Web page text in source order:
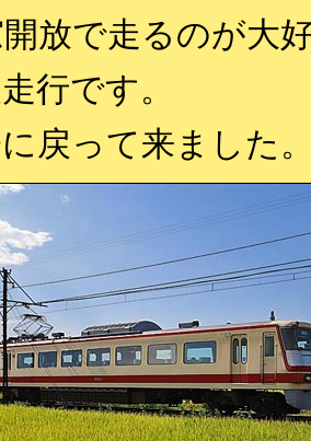
放で走るのが大
行です。
戻って来ました